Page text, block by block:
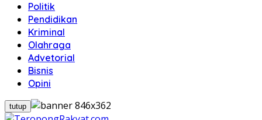
Politik
Pendidikan
Kriminal
Olahraga
Advetorial
Bisnis
Opini
tutup